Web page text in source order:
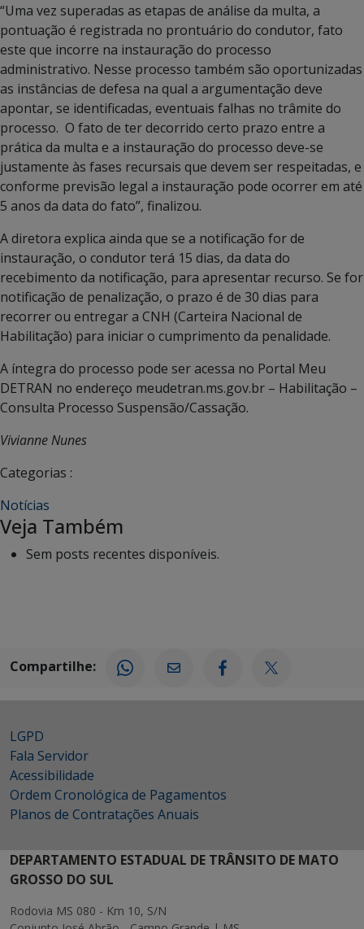
“Uma vez superadas as etapas de análise da multa, a
pontuação é registrada no prontuário do condutor, fato
este que incorre na instauração do processo
administrativo. Nesse processo também são oportunizadas
as instâncias de defesa na qual a argumentação deve
apontar, se identificadas, eventuais falhas no trâmite do
processo. O fato de ter decorrido certo prazo entre a
prática da multa e a instauração do processo deve-se
justamente às fases recursais que devem ser respeitadas, e
conforme previsão legal a instauração pode ocorrer em até
5 anos da data do fato”, finalizou.
A diretora explica ainda que se a notificação for de
instauração, o condutor terá 15 dias, da data do
recebimento da notificação, para apresentar recurso. Se for
notificação de penalização, o prazo é de 30 dias para
recorrer ou entregar a CNH (Carteira Nacional de
Habilitação) para iniciar o cumprimento da penalidade.
A íntegra do processo pode ser acessa no Portal Meu
DETRAN no endereço meudetran.ms.gov.br – Habilitação –
Consulta Processo Suspensão/Cassação.
Vivianne Nunes
Categorias :
Notícias
Veja Também
Sem posts recentes disponíveis.
Compartilhe:
LGPD
Fala Servidor
Acessibilidade
Ordem Cronológica de Pagamentos
Planos de Contratações Anuais
DEPARTAMENTO ESTADUAL DE TRÂNSITO DE MATO
GROSSO DO SUL
Rodovia MS 080 - Km 10, S/N